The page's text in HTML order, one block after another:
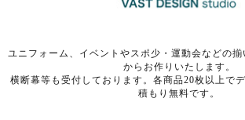
ユニフォーム、イベントやスポ少・運動会などの
からお作りいたします。
横断幕等も受付しております。各商品20枚以上で
積もり無料です。